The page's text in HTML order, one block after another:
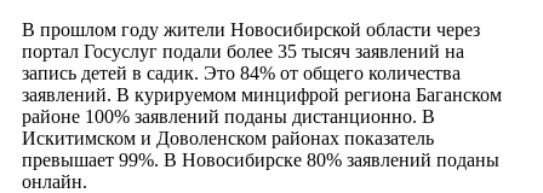
В прошлом году жители Новосибирской области через
портал Госуслуг подали более 35 тысяч заявлений на
запись детей в садик. Это 84% от общего количества
заявлений. В курируемом минцифрой региона Баганском
районе 100% заявлений поданы дистанционно. В
Искитимском и Доволенском районах показатель
превышает 99%. В Новосибирске 80% заявлений поданы
онлайн.